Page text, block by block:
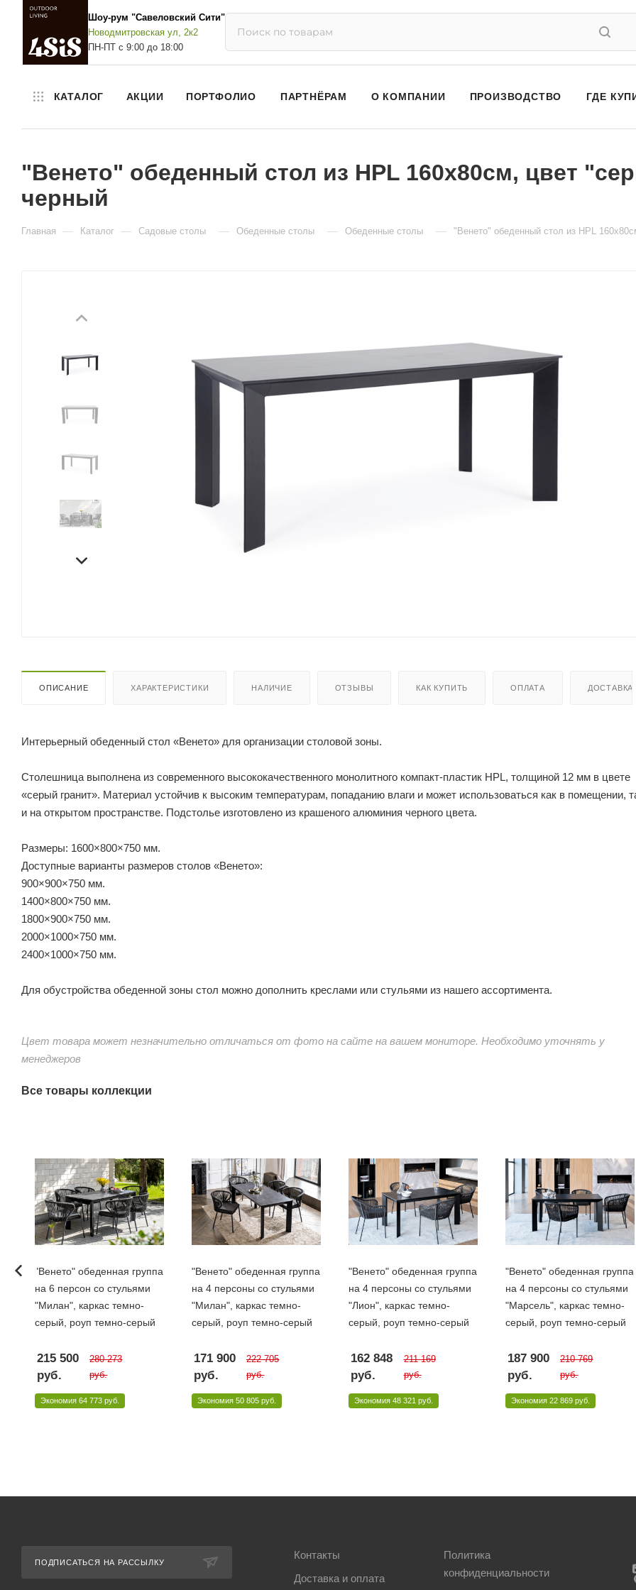
Шоу-рум "Савеловский Сити"
Новодмитровская ул, 2к2
ПН-ПТ с 9:00 до 18:00
КАТАЛОГ АКЦИИ ПОРТФОЛИО ПАРТНЁРАМ О КОМПАНИИ ПРОИЗВОДСТВО ГДЕ
"Венето" обеденный стол из HPL 160х80см, цвет
черный
Главная — Каталог — Садовые столы — Обеденные столы — Обеденные столы — "Венето" обеденный стол из HPL
ОПИСАНИЕ ХАРАКТЕРИСТИКИ НАЛИЧИЕ ОТЗЫВЫ КАК КУПИТЬ ОПЛАТА ДОСТАВКА
Интерьерный обеденный стол «Венето» для организации столовой зоны.
Столешница выполнена из современного высококачественного монолитного компакт-пластик HPL, толщиной 12 мм в цвете
«серый гранит». Материал устойчив к высоким температурам, попаданию влаги и может использоваться как в помещении,
и на открытом пространстве. Подстолье изготовлено из крашеного алюминия черного цвета.
Размеры: 1600×800×750 мм.
Доступные варианты размеров столов «Венето»:
900×900×750 мм.
1400×800×750 мм.
1800×900×750 мм.
2000×1000×750 мм.
2400×1000×750 мм.
Для обустройства обеденной зоны стол можно дополнить креслами или стульями из нашего ассортимента.
Цвет товара может незначительно отличаться от фото на сайте на вашем мониторе. Необходимо уточнять у
менеджеров
Все товары коллекции
"Венето" обеденная группа
на 6 персон со стульями
"Милан", каркас темно-
серый, роуп темно-серый
215 500
руб.
280 273
руб.
Экономия 64 773 руб.
"Венето" обеденная группа
на 4 персоны со стульями
"Милан", каркас темно-
серый, роуп темно-серый
171 900
руб.
222 705
руб.
Экономия 50 805 руб.
"Венето" обеденная группа
на 4 персоны со стульями
"Лион", каркас темно-
серый, роуп темно-серый
162 848
руб.
211 169
руб.
Экономия 48 321 руб.
"Венето" обеденная группа
на 4 персоны со стульями
"Марсель", каркас темно-
серый, роуп темно-серый
187 900
руб.
210 769
руб.
Экономия 22 869 руб.
ПОДПИСАТЬСЯ НА РАССЫЛКУ
Контакты
Доставка и оплата
Политика
конфиденциальности